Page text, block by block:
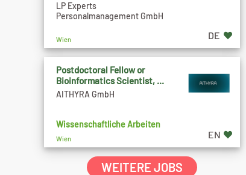
LP Experts
Personalmanagement GmbH
Wien DE
Postdoctoral Fellow or
Bioinformatics Scientist, ...
AITHYRA GmbH
Wissenschaftliche Arbeiten
Wien EN
WEITERE JOBS